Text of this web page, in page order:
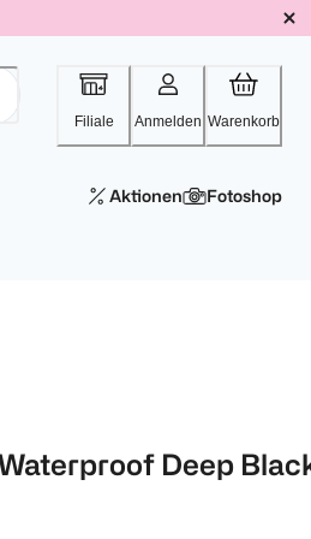
Filiale Anmelden Warenkorb
Aktionen Fotoshop
Deep